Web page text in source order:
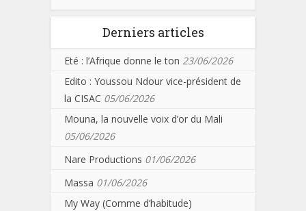
Derniers articles
Eté : l’Afrique donne le ton 23/06/2026
Edito : Youssou Ndour vice-président de
la CISAC 05/06/2026
Mouna, la nouvelle voix d’or du Mali
05/06/2026
Nare Productions 01/06/2026
Massa 01/06/2026
My Way (Comme d’habitude)